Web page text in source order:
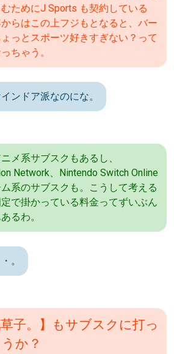
ためにJ Sports も契約している
らはこの上フジもとなると、バー
っとスポーツ好きすぎない？って
ちゃう。
ンドア派なのにな。
メ系サブスクもあるし、
Network、Nintendo Switch Online
系のサブスクも。こうして考える
で掛かっている料金ってずいぶん
るわ。
。
草子。】もサブスクに打っ
か？